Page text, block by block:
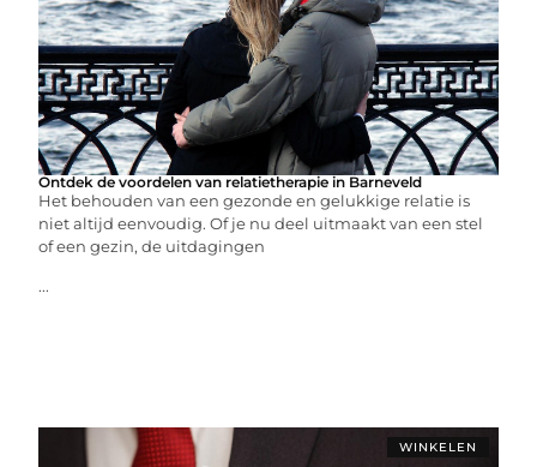
Ontdek de voordelen van relatietherapie in Barneveld
Het behouden van een gezonde en gelukkige relatie is
niet altijd eenvoudig. Of je nu deel uitmaakt van een stel
of een gezin, de uitdagingen
...
WINKELEN